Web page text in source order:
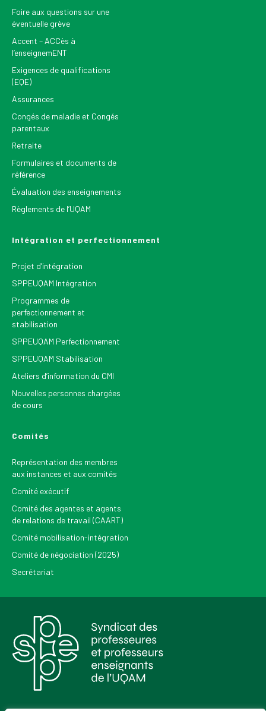
Foire aux questions sur une
éventuelle grève
Accent – ACCès à
l’enseignemENT
Exigences de qualifications
(EQE)
Assurances
Congés de maladie et Congés
parentaux
Retraite
Formulaires et documents de
référence
Évaluation des enseignements
Règlements de l’UQAM
Intégration et perfectionnement
Projet d’intégration
SPPEUQAM Intégration
Programmes de
perfectionnement et
stabilisation
SPPEUQAM Perfectionnement
SPPEUQAM Stabilisation
Ateliers d’information du CMI
Nouvelles personnes chargées
de cours
Comités
Représentation des membres
aux instances et aux comités
Comité exécutif
Comité des agentes et agents
de relations de travail (CAART)
Comité mobilisation-intégration
Comité de négociation (2025)
Secrétariat